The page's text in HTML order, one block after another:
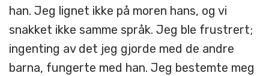
han. Jeg lignet ikke på moren hans, og vi
snakket ikke samme språk. Jeg ble frustrert;
ingenting av det jeg gjorde med de andre
barna, fungerte med han. Jeg bestemte meg